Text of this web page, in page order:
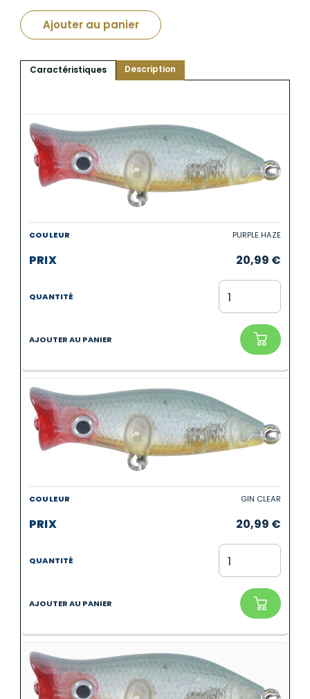
Ajouter au panier
Caractéristiques Description
PURPLE HAZE
20,99 €
GIN CLEAR
20,99 €